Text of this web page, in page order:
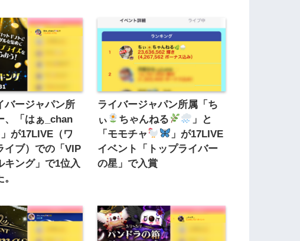
バージャパン所
、「はぁ_chan
」が17LIVE（ワ
イブ）での「VIP
キング」で1位入
ライバージャパン所属「ち
ぃ
ちゃんねる
」と
「モモチャ
」が17LIVE
イベント「トップライバー
の星」で入賞